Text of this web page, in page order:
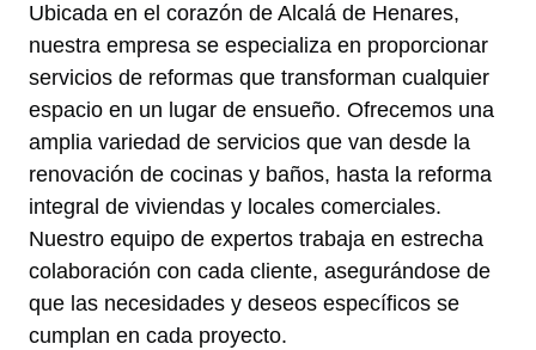
Ubicada en el corazón de Alcalá de Henares,
nuestra empresa se especializa en proporcionar
servicios de reformas que transforman cualquier
espacio en un lugar de ensueño. Ofrecemos una
amplia variedad de servicios que van desde la
renovación de cocinas y baños, hasta la reforma
integral de viviendas y locales comerciales.
Nuestro equipo de expertos trabaja en estrecha
colaboración con cada cliente, asegurándose de
que las necesidades y deseos específicos se
cumplan en cada proyecto.